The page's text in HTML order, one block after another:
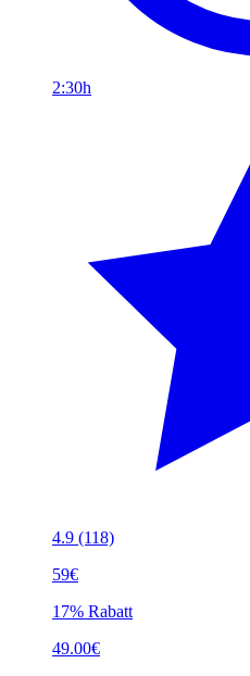
2:30h
4.9 (118)
59€
17% Rabatt
49.00€